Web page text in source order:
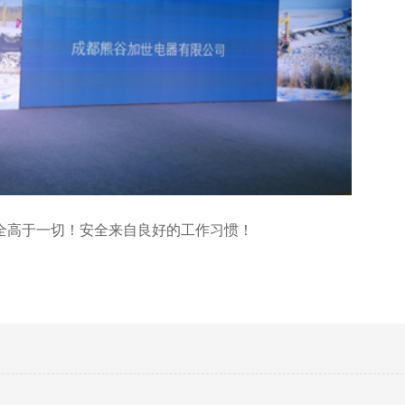
一切！安全来自良好的工作习惯！